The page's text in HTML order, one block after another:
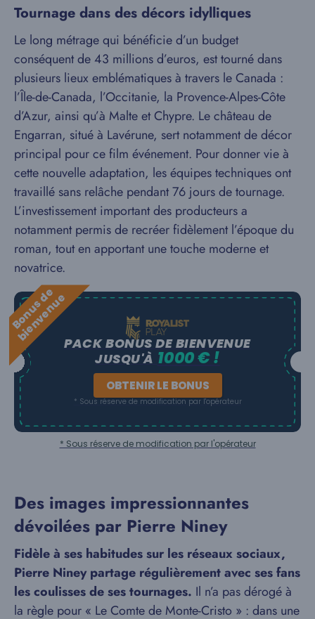
Tournage dans des décors idylliques
Le long métrage qui bénéficie d’un budget
conséquent de 43 millions d’euros, est tourné dans
plusieurs lieux emblématiques à travers le Canada :
l’Île-de-Canada, l’Occitanie, la Provence-Alpes-Côte
d’Azur, ainsi qu’à Malte et Chypre. Le château de
Engarran, situé à Lavérune, sert notamment de décor
principal pour ce film événement. Pour donner vie à
cette nouvelle adaptation, les équipes techniques ont
travaillé sans relâche pendant 76 jours de tournage.
L’investissement important des producteurs a
notamment permis de recréer fidèlement l’époque du
roman, tout en apportant une touche moderne et
novatrice.
B
o
n
u
s
d
e
b
i
e
n
v
e
n
u
ePACK BONUS DE BIENVENUE
JUSQU'À 1000 € !
OBTENIR LE BONUS
* Sous réserve de modification par l'opérateur
* Sous réserve de modification par l'opérateur
Des images impressionnantes
dévoilées par Pierre Niney
Fidèle à ses habitudes sur les réseaux sociaux,
Pierre Niney partage régulièrement avec ses fans
les coulisses de ses tournages. Il n’a pas dérogé à
la règle pour « Le Comte de Monte-Cristo » : dans une